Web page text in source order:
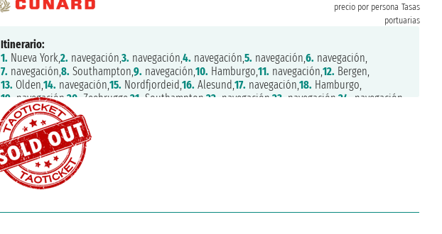
precio por persona Tasas
portuarias
Itinerario:
1. Nueva York,2. navegación,3. navegación,4. navegación,5. navegación,6. navegación,
7. navegación,8. Southampton,9. navegación,10. Hamburgo,11. navegación,12. Bergen,
13. Olden,14. navegación,15. Nordfjordeid,16. Alesund,17. navegación,18. Hamburgo,
19. navegación,20. Zeebrugge,21. Southampton,22. navegación,23. navegación,24.
navegación,
25.navegación,26.navegación,